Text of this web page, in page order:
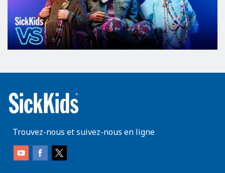
Trouvez-nous et suivez-nous en ligne